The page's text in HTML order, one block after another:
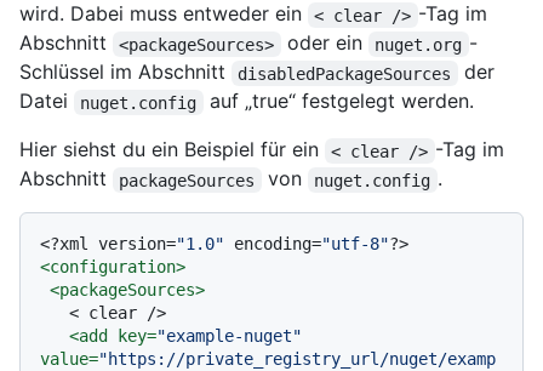
wird. Dabei muss entweder ein
< clear /> -Tag im
Abschnitt
<packageSources> oder ein nuget.org -
Schlüssel im Abschnitt
disabledPackageSources
der
Datei
nuget.config
auf „true“ festgelegt werden.
Hier siehst du ein Beispiel für ein
< clear /> -Tag im
Abschnitt
packageSources von nuget.config .
<?xml version="1.0" encoding="utf-8"?>
<configuration>
<packageSources>
<add key="example-nuget"
value="https://private_registry_url/nuget/examp